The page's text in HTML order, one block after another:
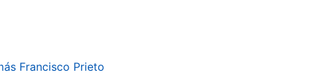
Francisco Prieto